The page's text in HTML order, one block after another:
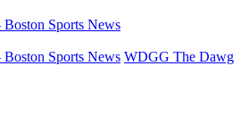
Sports News
Sports News WDGG The Dawg